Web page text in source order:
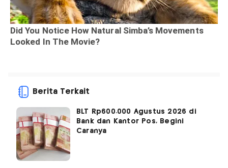
Berita Terkait
BLT Rp600.000 Agustus 2026 di
Bank dan Kantor Pos, Begini
Caranya